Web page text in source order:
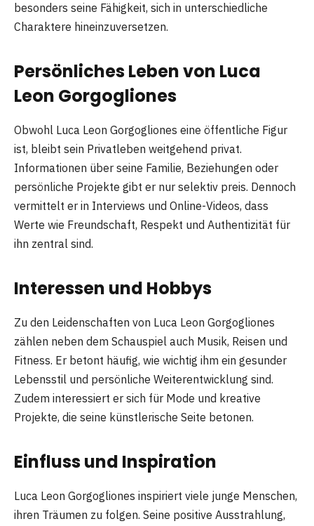
besonders seine Fähigkeit, sich in unterschiedliche
Charaktere hineinzuversetzen.
Persönliches Leben von Luca
Leon Gorgogliones
Obwohl Luca Leon Gorgogliones eine öffentliche Figur
ist, bleibt sein Privatleben weitgehend privat.
Informationen über seine Familie, Beziehungen oder
persönliche Projekte gibt er nur selektiv preis. Dennoch
vermittelt er in Interviews und Online-Videos, dass
Werte wie Freundschaft, Respekt und Authentizität für
ihn zentral sind.
Interessen und Hobbys
Zu den Leidenschaften von Luca Leon Gorgogliones
zählen neben dem Schauspiel auch Musik, Reisen und
Fitness. Er betont häufig, wie wichtig ihm ein gesunder
Lebensstil und persönliche Weiterentwicklung sind.
Zudem interessiert er sich für Mode und kreative
Projekte, die seine künstlerische Seite betonen.
Einfluss und Inspiration
Luca Leon Gorgogliones inspiriert viele junge Menschen,
ihren Träumen zu folgen. Seine positive Ausstrahlung,